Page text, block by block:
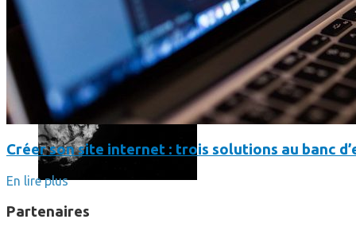
Créer son site internet : trois solutions au banc
En lire plus
Partenaires